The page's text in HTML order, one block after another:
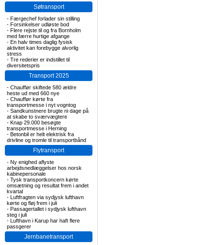
Søtransport
- Færgechef forlader sin stilling
- Forsinkelser udløste bod
- Flere rejste til og fra Bornholm
med færre hurtige afgange
- En halv times daglig fysisk
aktivitet kan forebygge alvorlig
stress
- Tre rederier er indstillet til
diversitetspris
Transport 2025
- Chauffør skiftede 580 ældre
heste ud med 660 nye
- Chauffør kørte fra
transportmesse i nyt vogntog
- Sandkunstnere brugte ni dage på
at skabe to sværvægtere
- Knap 29.000 besøgte
transportmesse i Herning
- Betonbil er helt elektrisk fra
drivline og tromle til transportbånd
Flytransport
- Ny enighed aflyste
arbejdsnedlæggelser hos norsk
kabinepersonale
- Tysk transportkoncern kørte
omsætning og resultat frem i andet
kvartal
- Luftfragten via sydjysk lufthavn
kørte og fløj frem i juli
- Passagertallet i sydjysk lufthavn
steg i juli
- Lufthavn i Karup har haft flere
passgerer
Jernbanetransport